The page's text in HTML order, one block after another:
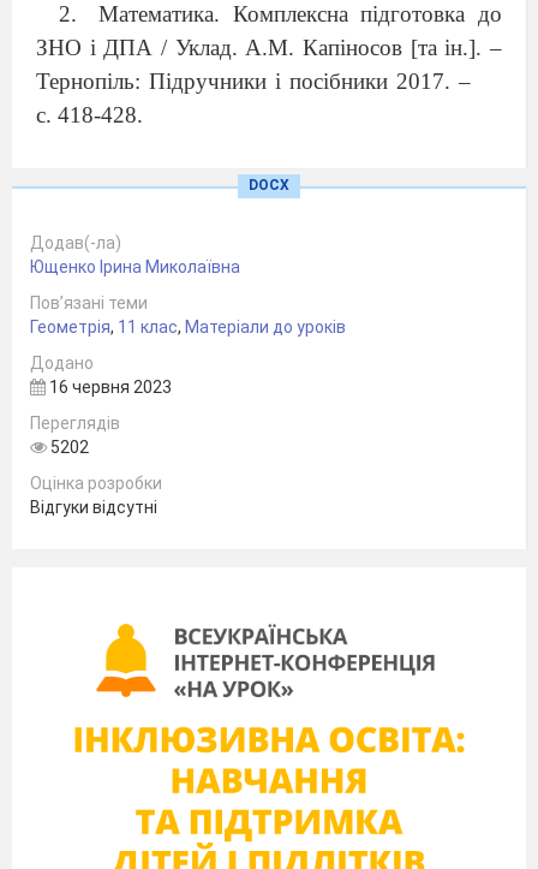
Математика. Комплексна підготовка до
ЗНО і ДПА / Уклад. А.М. Капіносов [та ін.]. –
Тернопіль: Підручники і посібники 2017. –
с. 418-428.
1. Поняття призми. Види призми
є призма.
Призмою
якого дві грані між собою рівні і лежать у
паралельних площинах (їх називають
основами призми
паралелограми ( їх називають
гранями призми
Мал. 1 – Призма
На мал. 1 зображено призму, основами
якої є чотирикутники
ABCD і 1 1
Призму
прийнято називати за назвою
наприклад, на мал. 1
ABCDA 1C D Сторони
граней призми, які не належать основам,
DOCX
Додав(-ла)
Ющенко Ірина Миколаївна
Пов’язані теми
Геометрія, 11 клас, Матеріали до уроків
Додано
16 червня 2023
Переглядів
5202
Оцінка розробки
Відгуки відсутні